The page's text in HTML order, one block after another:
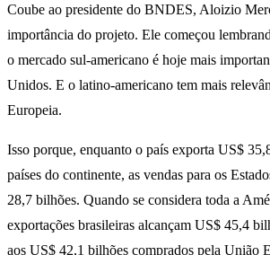
Coube ao presidente do BNDES, Aloizio
importância do projeto. Ele começou
o mercado sul-americano é hoje mais
Unidos. E o latino-americano tem mais
Europeia.
Isso porque, enquanto o país exporta US$
países do continente, as vendas para os
28,7 bilhões. Quando se considera toda a
exportações brasileiras alcançam US$ 45,4
aos US$ 42,1 bilhões comprados pela União